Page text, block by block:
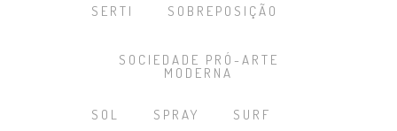
SERTI SOBREPOSIÇÃO
SOCIEDADE PRÓ-ARTE
MODERNA
SOL SPRAY SURF